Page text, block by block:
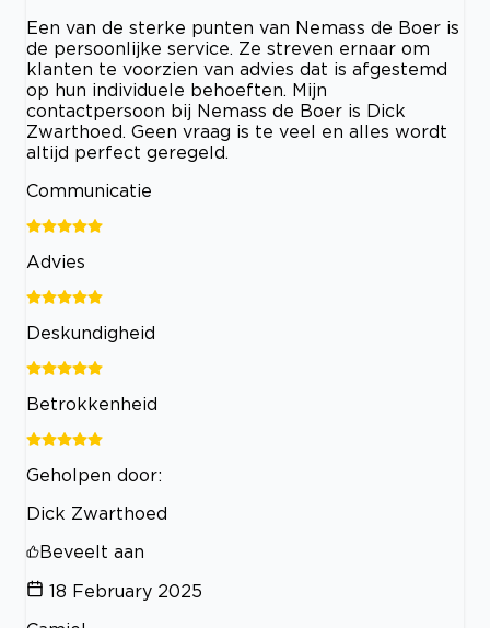
Een van de sterke punten van Nemass de Boer is
de persoonlijke service. Ze streven ernaar om
klanten te voorzien van advies dat is afgestemd
op hun individuele behoeften. Mijn
contactpersoon bij Nemass de Boer is Dick
Zwarthoed. Geen vraag is te veel en alles wordt
altijd perfect geregeld.
Communicatie
Advies
Deskundigheid
Betrokkenheid
Geholpen door:
Dick Zwarthoed
Beveelt aan
18 February 2025